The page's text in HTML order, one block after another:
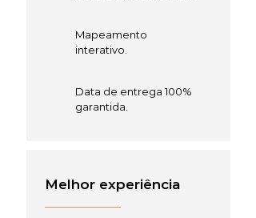
Mapeamento
interativo.
Data de entrega 100%
garantida.
Melhor experiência